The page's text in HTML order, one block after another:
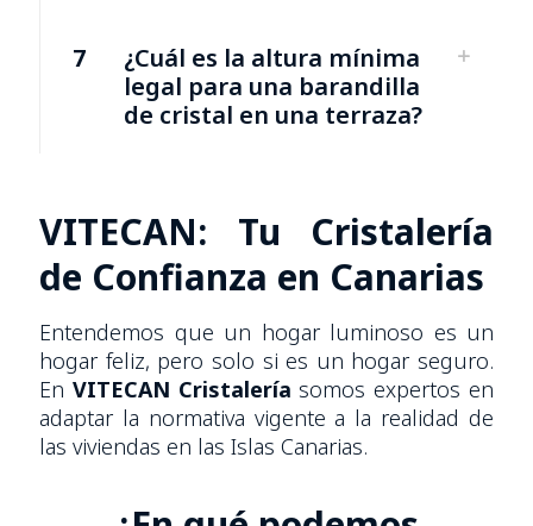
7
¿Cuál es la altura mínima
legal para una barandilla
de cristal en una terraza?
VITECAN: Tu Cristalería
de Confianza en Canarias
Entendemos que un hogar luminoso es un
hogar feliz, pero solo si es un hogar seguro.
En VITECAN Cristalería somos expertos en
adaptar la normativa vigente a la realidad de
las viviendas en las Islas Canarias.